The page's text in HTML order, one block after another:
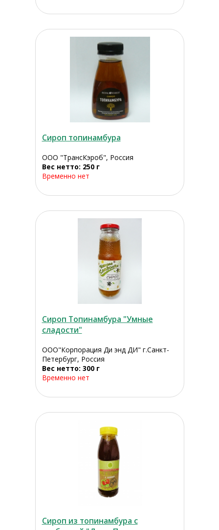
Сироп топинамбура
ООО "ТрансКэроб", Россия
Вес нетто: 250 г
Временно нет
Сироп Топинамбура "Умные
сладости"
ООО"Корпорация Ди энд ДИ" г.Санкт-
Петербург, Россия
Вес нетто: 300 г
Временно нет
Сироп из топинамбура с